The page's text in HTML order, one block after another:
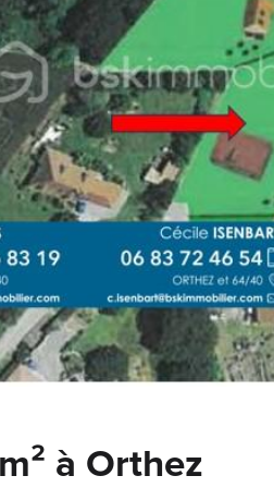
à Orthez